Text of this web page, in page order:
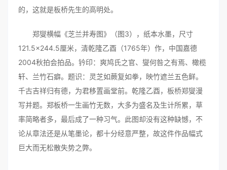
的，这就是板桥先生的高明处。
郑燮横幅《芝兰并寿图》（图3），纸本水墨，尺寸
121.5×244.5厘米，清乾隆乙酉（1765年）作，中国嘉德
2004秋拍会拍品。钤印：爽鸠氏之官、燮何咎之有焉、橄榄
轩、兰竹石癖。题识：灵芝如蕨复如拳，映竹遮兰五色鲜。
千古吉祥归有德，为君移置画堂前。乾隆乙酉，板桥郑燮漫
写并题。郑板桥一生画竹无数，大多为盛名及生计所累，草
率简略者多，最后成了一种习气。此图却没有这种缺憾，不
论从章法还是从笔墨论，都十分经意严整，故这件作品幅式
巨大而无松散失势之弊。